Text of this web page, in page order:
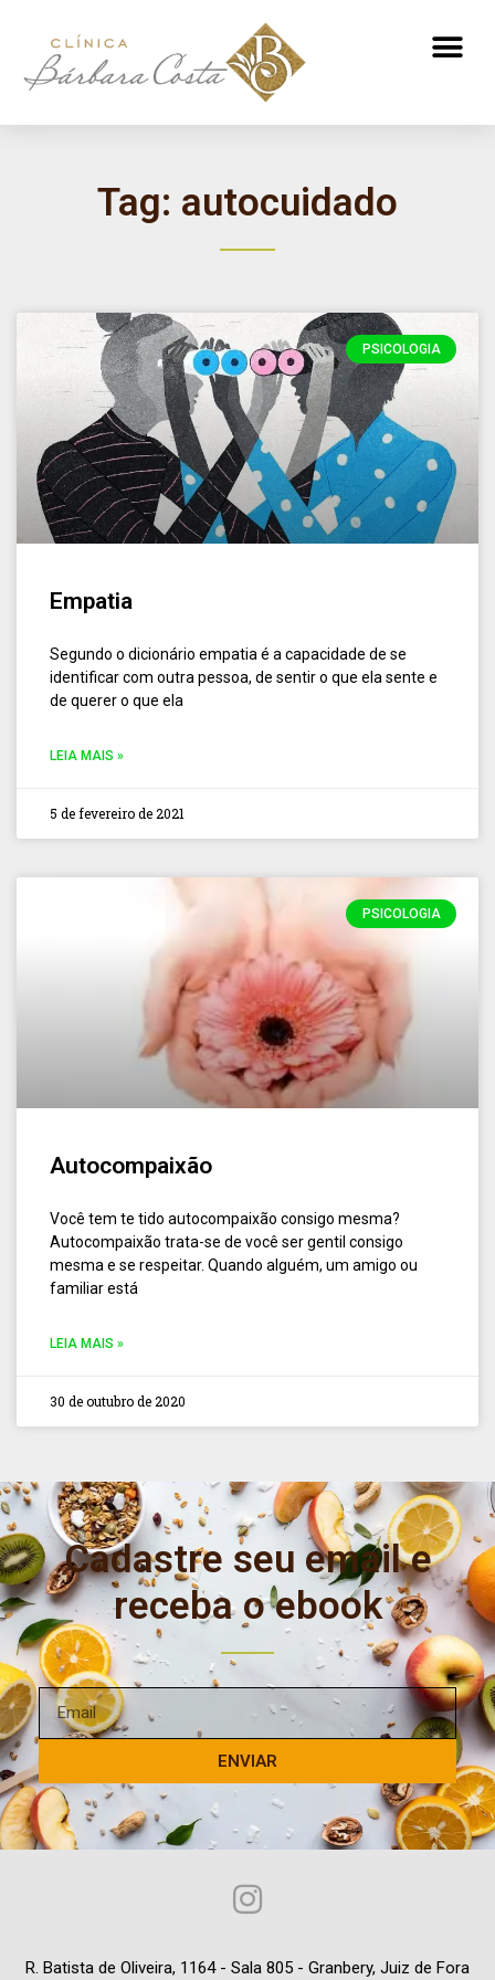
Tag: autocuidado
PSICOLOGIA
Empatia
Segundo o dicionário empatia é a capacidade de se
identificar com outra pessoa, de sentir o que ela sente e
de querer o que ela
LEIA MAIS »
5 de fevereiro de 2021
PSICOLOGIA
Autocompaixão
Você tem te tido autocompaixão consigo mesma?
Autocompaixão trata-se de você ser gentil consigo
mesma e se respeitar. Quando alguém, um amigo ou
familiar está
LEIA MAIS »
30 de outubro de 2020
Cadastre seu email e
receba o ebook
ENVIAR
R. Batista de Oliveira, 1164 - Sala 805 - Granbery, Juiz de Fora